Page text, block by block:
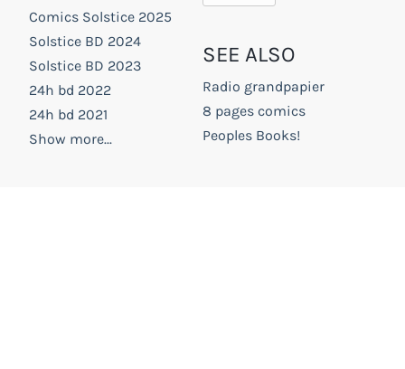
Comics Solstice 2025
Solstice BD 2024
Solstice BD 2023
24h bd 2022
24h bd 2021
Show more...
SEE ALSO
Radio grandpapier
8 pages comics
Peoples Books!